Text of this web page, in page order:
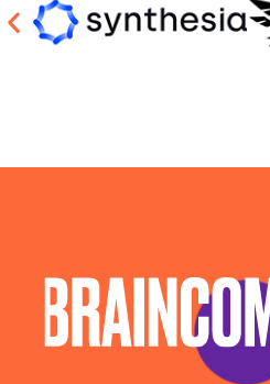
Piattaforma Ai Reggio-
Realizzazione Piattaforme